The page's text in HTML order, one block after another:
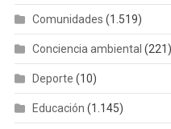
Comunidades (1.519)
Conciencia ambiental (221)
Deporte (10)
Educación (1.145)